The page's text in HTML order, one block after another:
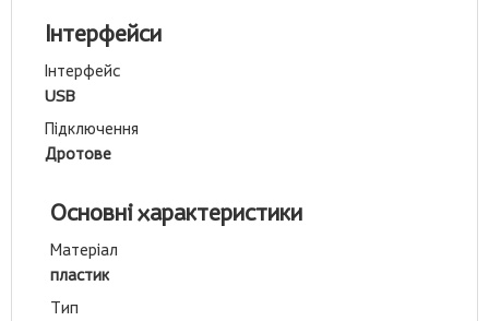
Інтерфейси
Інтерфейс
USB
Підключення
Дротове
Основні характеристики
Матеріал
пластик
Тип